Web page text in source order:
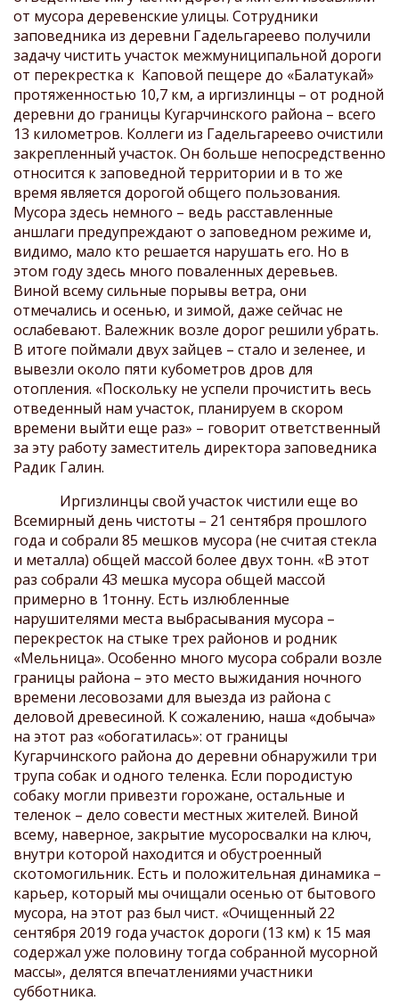
от мусора деревенские улицы. Сотрудники
заповедника из деревни Гадельгареево получили
задачу чистить участок межмуниципальной дороги
от перекрестка к Каповой пещере до «Балатукай»
протяженностью 10,7 км, а иргизлинцы – от родной
деревни до границы Кугарчинского района – всего
13 километров. Коллеги из Гадельгареево очистили
закрепленный участок. Он больше непосредственно
относится к заповедной территории и в то же
время является дорогой общего пользования.
Мусора здесь немного – ведь расставленные
аншлаги предупреждают о заповедном режиме и,
видимо, мало кто решается нарушать его. Но в
этом году здесь много поваленных деревьев.
Виной всему сильные порывы ветра, они
отмечались и осенью, и зимой, даже сейчас не
ослабевают. Валежник возле дорог решили убрать.
В итоге поймали двух зайцев – стало и зеленее, и
вывезли около пяти кубометров дров для
отопления. «Поскольку не успели прочистить весь
отведенный нам участок, планируем в скором
времени выйти еще раз» – говорит ответственный
за эту работу заместитель директора заповедника
Радик Галин.
Иргизлинцы свой участок чистили еще во
Всемирный день чистоты – 21 сентября прошлого
года и собрали 85 мешков мусора (не считая стекла
и металла) общей массой более двух тонн. «В этот
раз собрали 43 мешка мусора общей массой
примерно в 1тонну. Есть излюбленные
нарушителями места выбрасывания мусора –
перекресток на стыке трех районов и родник
«Мельница». Особенно много мусора собрали возле
границы района – это место выжидания ночного
времени лесовозами для выезда из района с
деловой древесиной. К сожалению, наша «добыча»
на этот раз «обогатилась»: от границы
Кугарчинского района до деревни обнаружили три
трупа собак и одного теленка. Если породистую
собаку могли привезти горожане, остальные и
теленок – дело совести местных жителей. Виной
всему, наверное, закрытие мусоросвалки на ключ,
внутри которой находится и обустроенный
скотомогильник. Есть и положительная динамика ­–
карьер, который мы очищали осенью от бытового
мусора, на этот раз был чист. «Очищенный 22
сентября 2019 года участок дороги (13 км) к 15 мая
содержал уже половину тогда собранной мусорной
массы», делятся впечатлениями участники
субботника.